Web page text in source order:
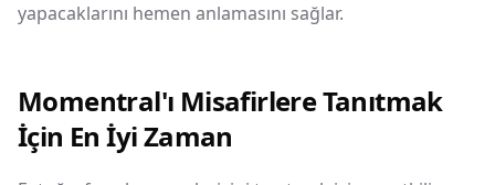
yapacaklarını hemen anlamasını sağlar.
Momentral'ı Misafirlere Tanıtmak
İçin En İyi Zaman